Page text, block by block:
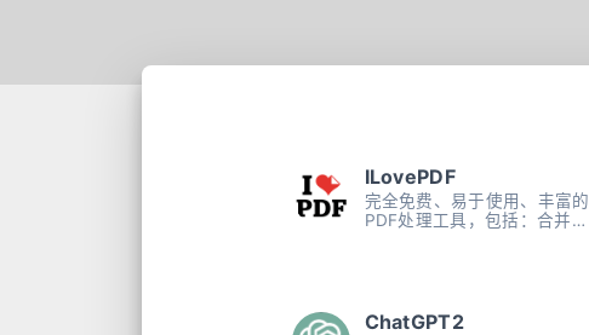
ILovePDF
完全免费、易于使用、丰富的
PDF处理工具，包括：合并、
ChatGPT2